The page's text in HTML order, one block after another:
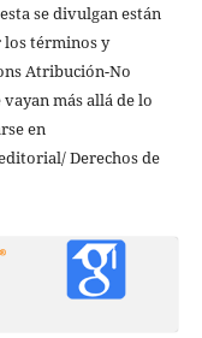
se divulgan están
los términos y
Atribución-No
más allá de lo
en
Derechos de